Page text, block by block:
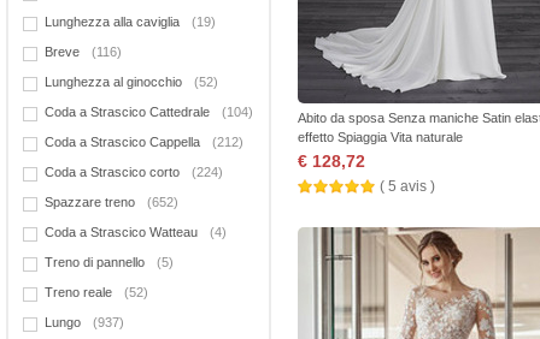
Lunghezza alla caviglia (19)
Breve (116)
Lunghezza al ginocchio (52)
Coda a Strascico Cattedrale (104)
Coda a Strascico Cappella (212)
Coda a Strascico corto (224)
Spazzare treno (652)
Coda a Strascico Watteau (4)
Treno di pannello (5)
Treno reale (52)
Lungo (937)
Abito da sposa Senza maniche Satin
effetto Spiaggia Vita naturale
€ 128,72
( 5 avis )